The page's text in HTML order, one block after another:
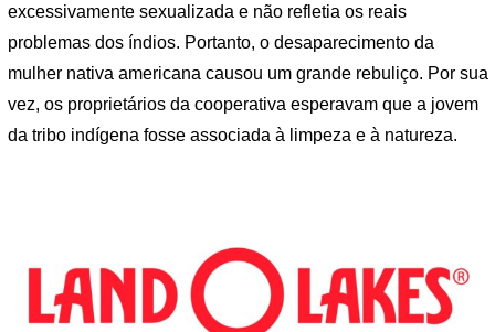
excessivamente sexualizada e não refletia os reais
problemas dos índios. Portanto, o desaparecimento da
mulher nativa americana causou um grande rebuliço. Por sua
vez, os proprietários da cooperativa esperavam que a jovem
da tribo indígena fosse associada à limpeza e à natureza.